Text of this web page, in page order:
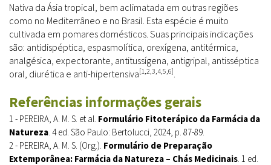
Nativa da Ásia tropical, bem aclimatada em outras regiões
como no Mediterrâneo e no Brasil. Esta espécie é muito
cultivada em pomares domésticos. Suas principais indicações
são: antidispéptica, espasmolítica, orexígena, antitérmica,
analgésica, expectorante, antitussígena, antigripal, antisséptica
oral, diurética e anti-hipertensiva[1,2,3,4,5,6]
Referências informações gerais
1 - PEREIRA, A. M. S. et al. Formulário Fitoterápico da Farmácia da
Natureza . 4 ed. São Paulo: Bertolucci, 2024, p. 87-89.
2 - PEREIRA, A. M. S. (Org.). Formulário de Preparação
Extemporânea: Farmácia da Natureza – Chás Medicinais . 1 ed.